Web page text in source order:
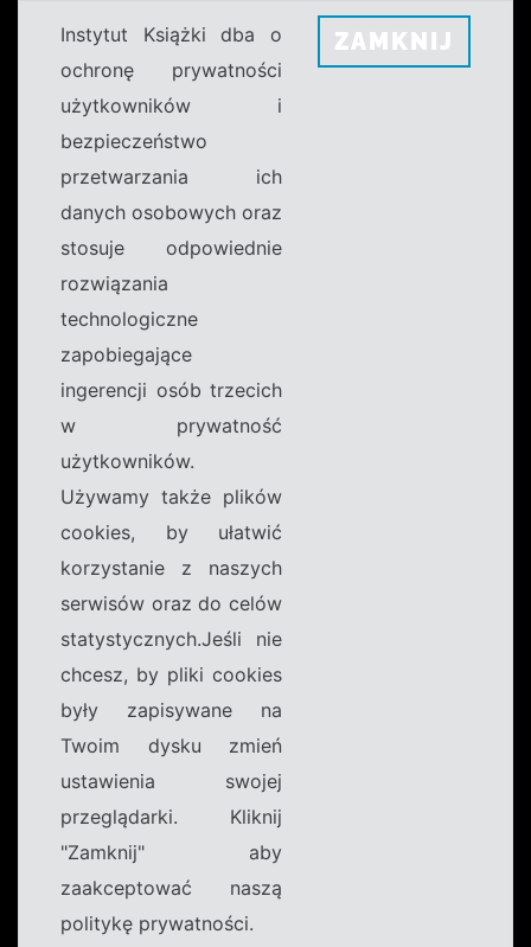
Instytut Książki dba o
ochronę prywatności
użytkowników i
bezpieczeństwo
przetwarzania ich
danych osobowych oraz
stosuje odpowiednie
rozwiązania
technologiczne
zapobiegające
ingerencji osób trzecich
w prywatność
użytkowników.
Używamy także plików
cookies, by ułatwić
korzystanie z naszych
serwisów oraz do celów
statystycznych.Jeśli nie
chcesz, by pliki cookies
były zapisywane na
Twoim dysku zmień
ustawienia swojej
przeglądarki. Kliknij
"Zamknij" aby
zaakceptować naszą
politykę prywatności.
ZAMKNIJ